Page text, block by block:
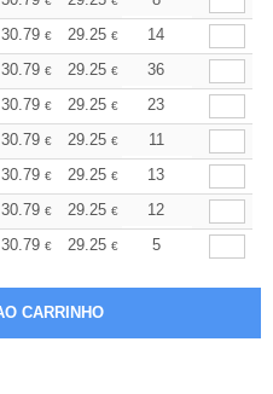
30.79 € 29.25 € 28.48
14
30.79 € 29.25 € 28.48
36
30.79 € 29.25 € 28.48
23
30.79 € 29.25 € 28.48
11
30.79 € 29.25 € 28.48
13
30.79 € 29.25 € 28.48
12
30.79 € 29.25 € 28.48
5